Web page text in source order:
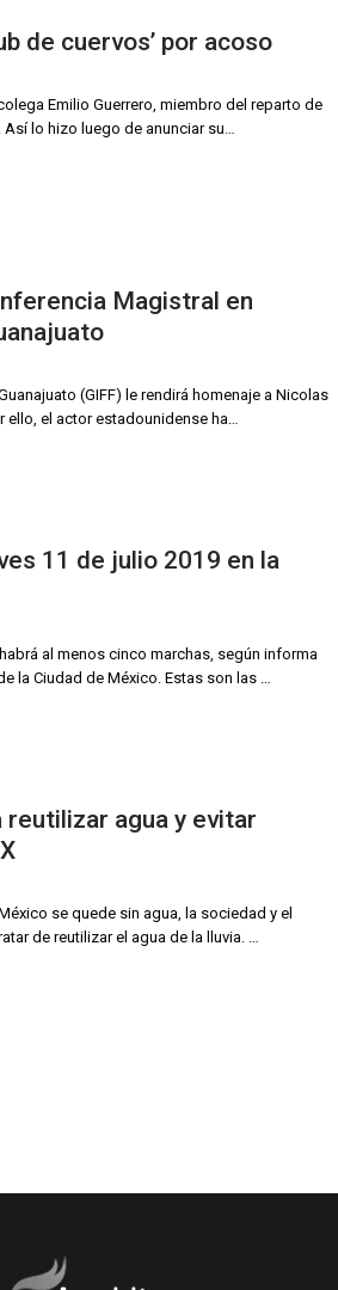
de cuervos’ por acoso
Emilio Guerrero, miembro del reparto de
Así lo hizo luego de anunciar su…
Magistral en
(GIFF) le rendirá homenaje a Nicolas
ello, el actor estadounidense ha…
11 de julio 2019 en la
al menos cinco marchas, según informa
la Ciudad de México.Estas son las …
reutilizar agua y evitar
se quede sin agua, la sociedad y el
de reutilizar el agua de la lluvia. …